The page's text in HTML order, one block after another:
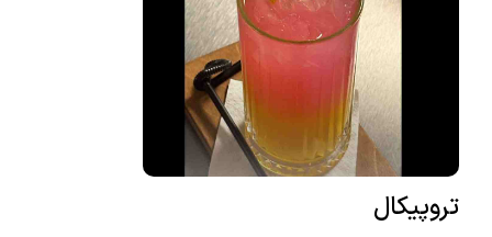
تروپیکال